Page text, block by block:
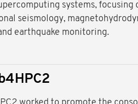
systems, focusing
seismology,
earthquake monitoring.